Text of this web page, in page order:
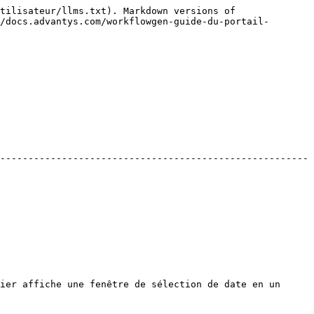
llms.txt). Markdown versions of
workflowgen-guide-du-portail-
affiche une fenêtre de sélection de date en un